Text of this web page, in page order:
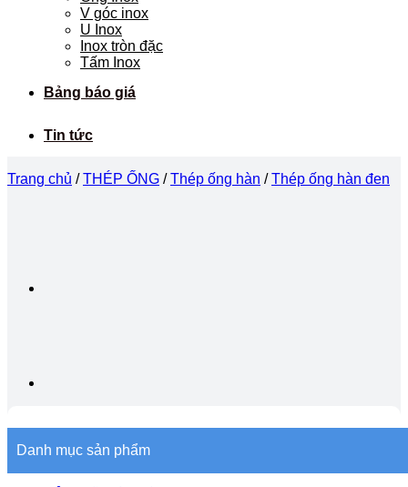
V góc inox
U Inox
Inox tròn đặc
Tấm Inox
Bảng báo giá
Tin tức
Trang chủ / THÉP ỐNG / Thép ống hàn / Thép ống hàn đen
Danh mục sản phẩm